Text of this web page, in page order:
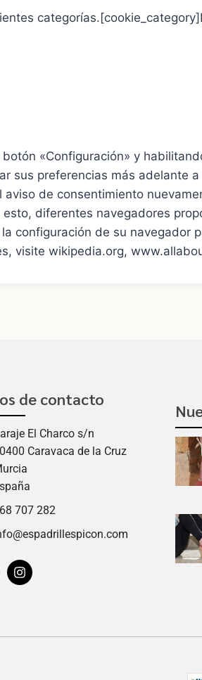
«Configuración» y
sus preferencias más adelante
de consentimiento
diferentes navegadores
configuración de su navegador
visite wikipedia.org,
de contacto
El Charco s/n
Caravaca de la Cruz
707 282